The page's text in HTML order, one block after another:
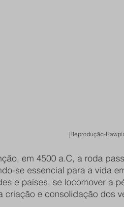
[Reprodução-
em 4500 a.C, a roda
se essencial para a vida
e países, se locomover a
criação e consolidação dos